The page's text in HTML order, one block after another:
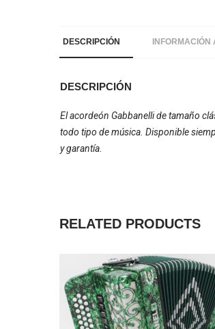
DESCRIPCIÓN
DESCRIPCIÓN
El acordeón Gabbanelli de tamaño
todo tipo de música. Disponible
y garantía.
RELATED PRODUCTS